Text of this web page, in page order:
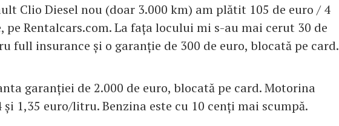
Clio Diesel nou (doar 3.000 km) am plătit 105 de euro / 4
pe Rentalcars.com. La fața locului mi s-au mai cerut 30 de
full insurance și o garanție de 300 de euro, blocată pe card.
garanției de 2.000 de euro, blocată pe card. Motorina
și 1,35 euro/litru. Benzina este cu 10 cenți mai scumpă.